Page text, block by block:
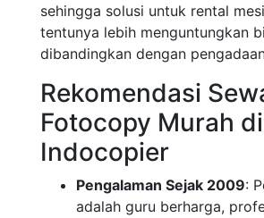
sehingga solusi untuk rental
tentunya lebih menguntungkan
dibandingkan dengan
Rekomendasi
Fotocopy Murah di
Indocopier
Pengalaman Sejak 2009:
adalah guru berharga,